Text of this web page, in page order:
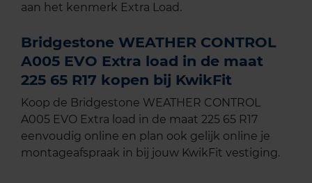
aan het kenmerk Extra Load.
Bridgestone WEATHER CONTROL
A005 EVO Extra load in de maat
225 65 R17 kopen bij KwikFit
Koop de Bridgestone WEATHER CONTROL
A005 EVO Extra load in de maat 225 65 R17
eenvoudig online en plan ook gelijk online je
montageafspraak in bij jouw KwikFit vestiging.